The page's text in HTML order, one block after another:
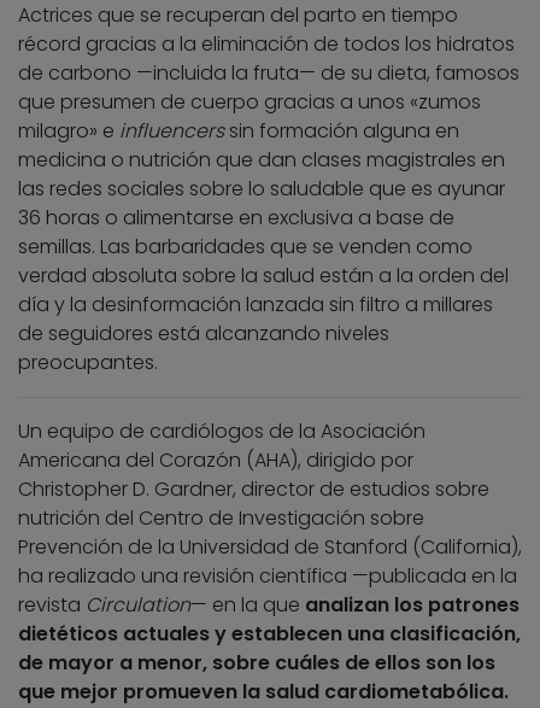
Actrices que se recuperan del parto en tiempo
récord gracias a la eliminación de todos los hidratos
de carbono —incluida la fruta— de su dieta, famosos
que presumen de cuerpo gracias a unos «zumos
milagro» e influencerssin formación alguna en
medicina o nutrición que dan clases magistrales en
las redes sociales sobre lo saludable que es ayunar
36 horas o alimentarse en exclusiva a base de
semillas. Las barbaridades que se venden como
verdad absoluta sobre la salud están a la orden del
día y la desinformación lanzada sin filtro a millares
de seguidores está alcanzando niveles
preocupantes.
Un equipo de cardiólogos de la Asociación
Americana del Corazón (AHA), dirigido por
Christopher D. Gardner, director de estudios sobre
nutrición del Centro de Investigación sobre
Prevención de la Universidad de Stanford (California),
ha realizado una revisión científica —publicada en la
revista Circulation— en la que analizan los patrones
dietéticos actuales y establecen una clasificación,
de mayor a menor, sobre cuáles de ellos son los
que mejor promueven la salud cardiometabólica.